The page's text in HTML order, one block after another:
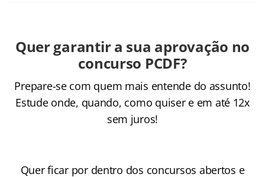
Quer garantir a sua aprovação no
concurso PCDF?
Prepare-se com quem mais entende do assunto!
Estude onde, quando, como quiser e em até 12x
sem juros!
Quer ficar por dentro dos concursos abertos e